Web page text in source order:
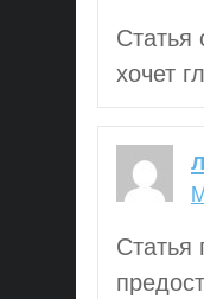
Статья
хочет